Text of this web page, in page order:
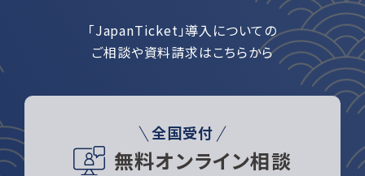
「JapanTicket」導入についての
ご相談や資料請求はこちらから
全国受付
無料オンライン相談